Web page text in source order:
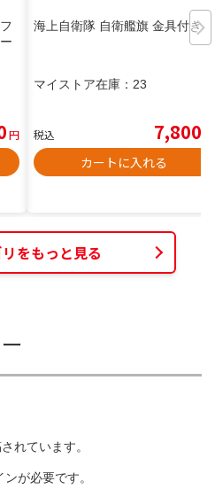
円
海上自衛隊 自衛艦旗 金具付き
マイストア在庫： 23
税込 7,800
カートに入れる
をもっと見る
れています。
ンが必要です。